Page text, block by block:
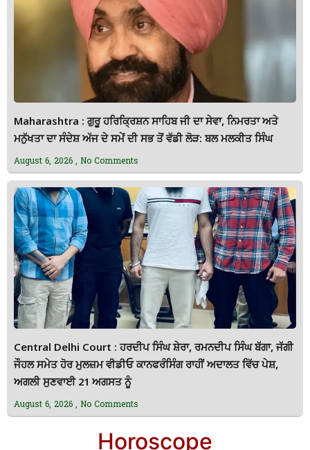
Maharashtra : ਗੁਰੂ ਹਰਿਕ੍ਰਿਸ਼ਨ ਸਾਹਿਬ ਜੀ ਦਾ ਸੇਵਾ, ਨਿਮਰਤਾ ਅਤੇ
ਮਨੁੱਖਤਾ ਦਾ ਸੰਦੇਸ਼ ਅੱਜ ਦੇ ਸਮੇਂ ਦੀ ਸਭ ਤੋਂ ਵੱਡੀ ਲੋੜ: ਬਲ ਮਲਕੀਤ ਸਿੰਘ
August 6, 2026 No Comments
Central Delhi Court : ਹਰਦੀਪ ਸਿੰਘ ਸ਼ੇਰਾ, ਰਮਨਦੀਪ ਸਿੰਘ ਬੱਗਾ, ਜੱਗੀ
ਜੌਹਲ ਸਮੇਤ ਹੋਰ ਮੁਲਜ਼ਮ ਵੀਡੀਓ ਕਾਨਫਰੰਸਿੰਗ ਰਾਹੀਂ ਅਦਾਲਤ ਵਿੱਚ ਪੇਸ਼,
ਅਗਲੀ ਸੁਣਵਾਈ 21 ਅਗਸਤ ਨੂੰ
August 6, 2026 No Comments
Horoscope